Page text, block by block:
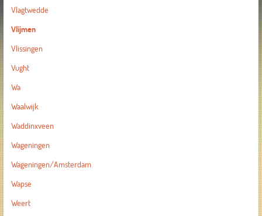
Vlagtwedde
Vlijmen
Vlissingen
Vught
Wa
Waalwijk
Waddinxveen
Wageningen
Wageningen/Amsterdam
Wapse
Weert